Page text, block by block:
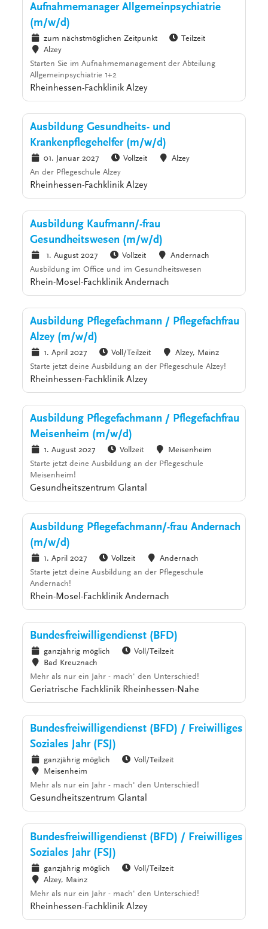
Aufnahmemanager Allgemeinpsychiatrie
(m/w/d)
zum nächstmöglichen Zeitpunkt
Teilzeit
Alzey
Starten Sie im Aufnahmemanagement der Abteilung
Allgemeinpsychiatrie 1+2
Rheinhessen-Fachklinik Alzey
Ausbildung Gesundheits- und
Krankenpflegehelfer (m/w/d)
01. Januar 2027 Vollzeit
Alzey
An der Pflegeschule Alzey
Rheinhessen-Fachklinik Alzey
Ausbildung Kaufmann/-frau
Gesundheitswesen (m/w/d)
1. August 2027 Vollzeit
Andernach
Ausbildung im Office und im Gesundheitswesen
Rhein-Mosel-Fachklinik Andernach
Ausbildung Pflegefachmann / Pflegefachfrau
Alzey (m/w/d)
1. April 2027 Voll/Teilzeit
Alzey, Mainz
Starte jetzt deine Ausbildung an der Pflegeschule Alzey!
Rheinhessen-Fachklinik Alzey
Ausbildung Pflegefachmann / Pflegefachfrau
Meisenheim (m/w/d)
1. August 2027 Vollzeit
Meisenheim
Starte jetzt deine Ausbildung an der Pflegeschule
Meisenheim!
Gesundheitszentrum Glantal
Ausbildung Pflegefachmann/-frau Andernach
(m/w/d)
1. April 2027 Vollzeit
Andernach
Starte jetzt deine Ausbildung an der Pflegeschule
Andernach!
Rhein-Mosel-Fachklinik Andernach
Bundesfreiwilligendienst (BFD)
ganzjährig möglich
Voll/Teilzeit
Bad Kreuznach
Mehr als nur ein Jahr - mach' den Unterschied!
Geriatrische Fachklinik Rheinhessen-Nahe
Bundesfreiwilligendienst (BFD) / Freiwilliges
Soziales Jahr (FSJ)
ganzjährig möglich
Voll/Teilzeit
Meisenheim
Mehr als nur ein Jahr - mach' den Unterschied!
Gesundheitszentrum Glantal
Bundesfreiwilligendienst (BFD) / Freiwilliges
Soziales Jahr (FSJ)
ganzjährig möglich
Voll/Teilzeit
Alzey, Mainz
Mehr als nur ein Jahr - mach' den Unterschied!
Rheinhessen-Fachklinik Alzey